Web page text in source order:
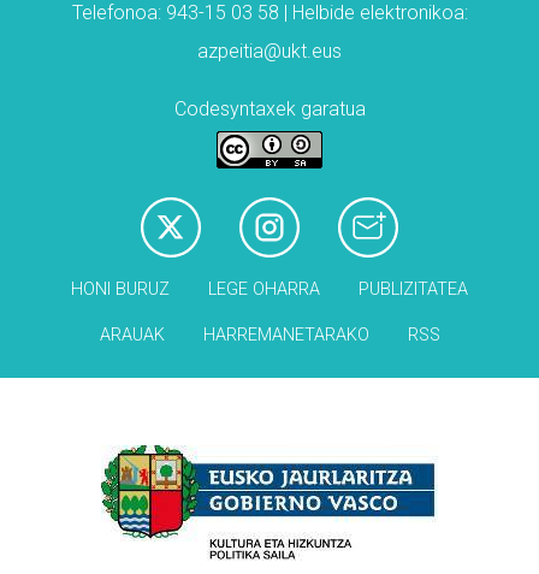
Telefonoa: 943-15 03 58 | Helbide elektronikoa:
azpeitia@ukt.eus
Codesyntaxek garatua
HONI BURUZ LEGE OHARRA PUBLIZITATEA
ARAUAK HARREMANETARAKO RSS